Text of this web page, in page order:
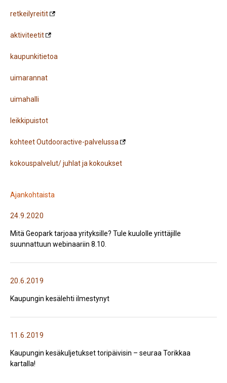
retkeilyreitit
aktiviteetit
kaupunkitietoa
uimarannat
uimahalli
leikkipuistot
kohteet Outdooractive-palvelussa
kokouspalvelut/ juhlat ja kokoukset
Ajankohtaista
24.9.2020
Mitä Geopark tarjoaa yrityksille? Tule kuulolle yrittäjille
suunnattuun webinaariin 8.10.
20.6.2019
Kaupungin kesälehti ilmestynyt
11.6.2019
Kaupungin kesäkuljetukset toripäivisin – seuraa Torikkaa
kartalla!